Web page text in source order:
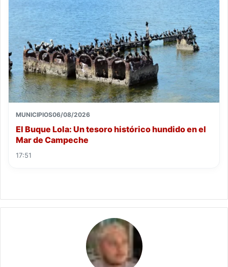
MUNICIPIOS06/08/2026
El Buque Lola: Un tesoro histórico hundido en el
Mar de Campeche
17:51